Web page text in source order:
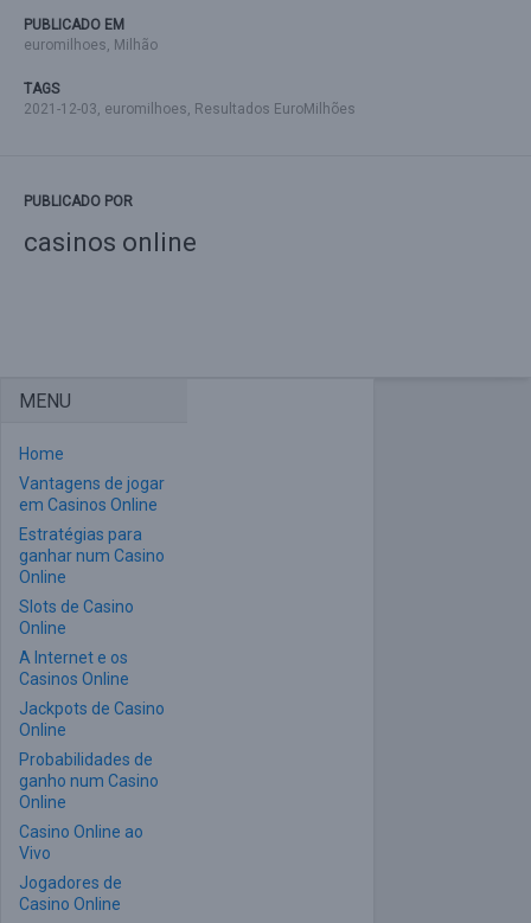
PUBLICADO EM
euromilhoes, Milhão
TAGS
2021-12-03, euromilhoes, Resultados EuroMilhões
PUBLICADO POR
casinos online
MENU
Home
Vantagens de jogar
em Casinos Online
Estratégias para
ganhar num Casino
Online
Slots de Casino
Online
A Internet e os
Casinos Online
Jackpots de Casino
Online
Probabilidades de
ganho num Casino
Online
Casino Online ao
Vivo
Jogadores de
Casino Online